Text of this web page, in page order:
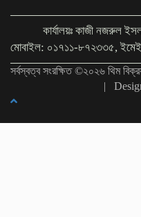
কার্যালয়ঃ কাজী নজরুল
মোবাইল: ০১৭১১-৮৭২৩৩৫,
সর্বস্বত্ব সংরক্ষিত ©২০২৬ থিম
|